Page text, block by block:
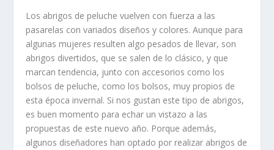
Los abrigos de peluche vuelven con fuerza a las
pasarelas con variados diseños y colores. Aunque para
algunas mujeres resulten algo pesados de llevar, son
abrigos divertidos, que se salen de lo clásico, y que
marcan tendencia, junto con accesorios como los
bolsos de peluche, como los bolsos, muy propios de
esta época invernal. Si nos gustan este tipo de abrigos,
es buen momento para echar un vistazo a las
propuestas de este nuevo año. Porque además,
algunos diseñadores han optado por realizar abrigos de